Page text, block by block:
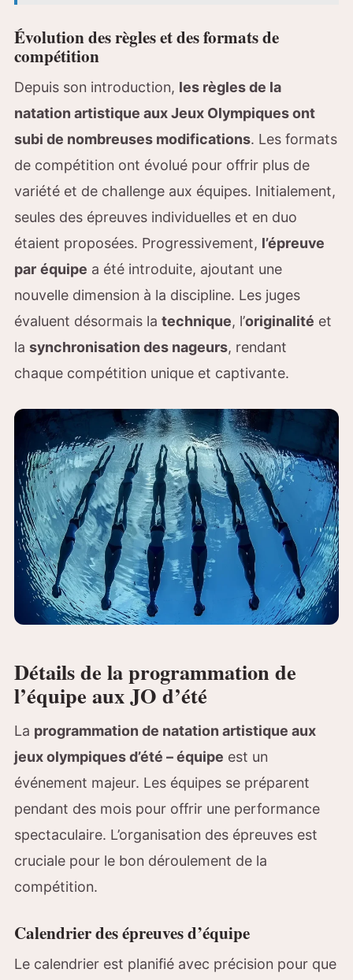
Évolution des règles et des formats de
compétition
Depuis son introduction, les règles de la
natation artistique aux Jeux Olympiques ont
subi de nombreuses modifications. Les formats
de compétition ont évolué pour offrir plus de
variété et de challenge aux équipes. Initialement,
seules des épreuves individuelles et en duo
étaient proposées. Progressivement, l’épreuve
par équipe a été introduite, ajoutant une
nouvelle dimension à la discipline. Les juges
évaluent désormais la technique, l’originalité et
la synchronisation des nageurs, rendant
chaque compétition unique et captivante.
Détails de la programmation de
l’équipe aux JO d’été
La programmation de natation artistique aux
jeux olympiques d’été – équipe est un
événement majeur. Les équipes se préparent
pendant des mois pour offrir une performance
spectaculaire. L’organisation des épreuves est
cruciale pour le bon déroulement de la
compétition.
Calendrier des épreuves d’équipe
Le calendrier est planifié avec précision pour que